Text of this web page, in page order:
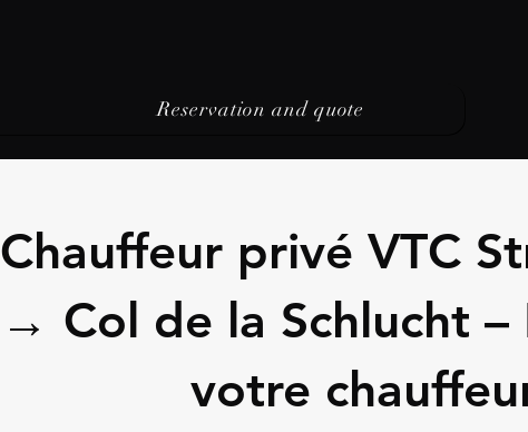
Reservation and quote
Chauffeur privé VTC
→ Col de la Schlucht –
votre